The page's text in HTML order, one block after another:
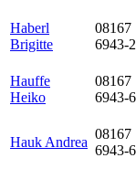
Haberl
Brigitte
08167
6943-
Hauffe
Heiko
08167
6943-
Hauk Andrea
08167
6943-